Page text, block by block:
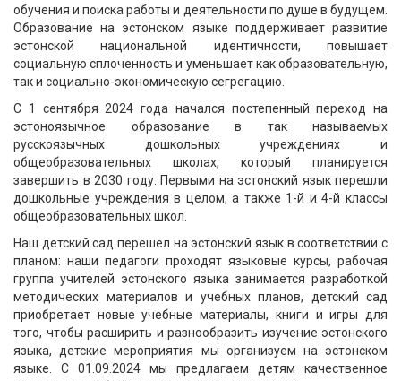
обучения и поиска работы и деятельности по душе в будущем.
Образование на эстонском языке поддерживает развитие
эстонской национальной идентичности, повышает
социальную сплоченность и уменьшает как образовательную,
так и социально-экономическую сегрегацию.
С 1 сентября 2024 года начался постепенный переход на
эстоноязычное образование в так называемых
русскоязычных дошкольных учреждениях и
общеобразовательных школах, который планируется
завершить в 2030 году. Первыми на эстонский язык перешли
дошкольные учреждения в целом, а также 1-й и 4-й классы
общеобразовательных школ.
Наш детский сад перешел на эстонский язык в соответствии с
планом: наши педагоги проходят языковые курсы, рабочая
группа учителей эстонского языка занимается разработкой
методических материалов и учебных планов, детский сад
приобретает новые учебные материалы, книги и игры для
того, чтобы расширить и разнообразить изучение эстонского
языка, детские мероприятия мы организуем на эстонском
языке. С 01.09.2024 мы предлагаем детям качественное